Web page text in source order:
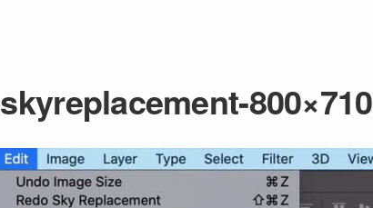
skyreplacement-800×710